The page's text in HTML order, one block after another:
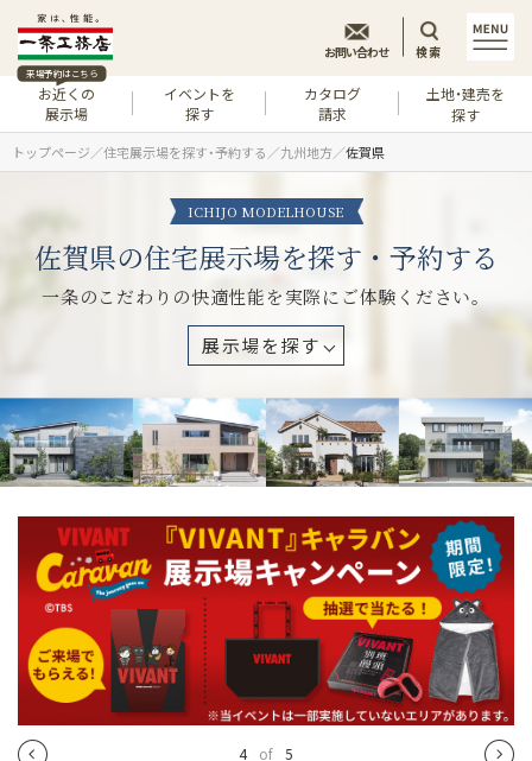
来場予約はこちら
お近くの
展示場
イベントを
探す
カタログ
請求
土地・建売を
探す
お問い合わせ 検索
トップページ 住宅展示場を探す・予約する 九州地方 佐賀県
ICHIJO MODELHOUSE
佐賀県の住宅展示場を探す・予約する
一条のこだわりの快適性能を実際にご体験ください。
展示場を探す
4 of 5